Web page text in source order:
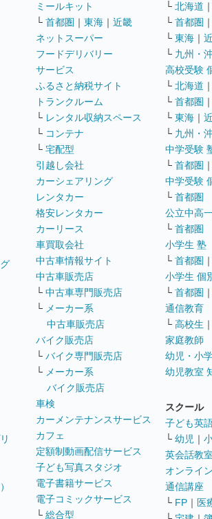
ミールキット
└ 首都圏 ｜ 東海 ｜ 近畿
ネットスーパー
フードデリバリー
サービス
ふるさと納税サイト
トランクルーム
└ レンタル収納スペース
└ コンテナ
└ 宅配型
引越し会社
カーシェアリング
レンタカー
格安レンタカー
カーリース
車買取会社
中古車情報サイト
中古車販売店
└ 中古車専門販売店
└ メーカー系
中古車販売店
バイク販売店
└ バイク専門販売店
└ メーカー系
バイク販売店
車検
カーメンテナンスサービス
カフェ
定額制動画配信サービス
子ども写真スタジオ
電子書籍サービス
電子コミックサービス
└ 総合型
└ 北海道 ｜
└ 首都圏 ｜
└ 東海 ｜
└ 九州・
高校受験
└ 北海道 ｜
└ 首都圏 ｜
└ 東海 ｜
└ 九州・
中学受験
└ 首都圏 ｜
中学受験
└ 首都圏
公立中高
└ 首都圏
小学生 塾
└ 首都圏 ｜
小学生 個
└ 首都圏 ｜
通信教育
└ 高校生 ｜
家庭教師
幼児・小
幼児教室
スクール
子ども英
└ 幼児 ｜
英会話教室
オンライ
通信講座
└ FP ｜ 医